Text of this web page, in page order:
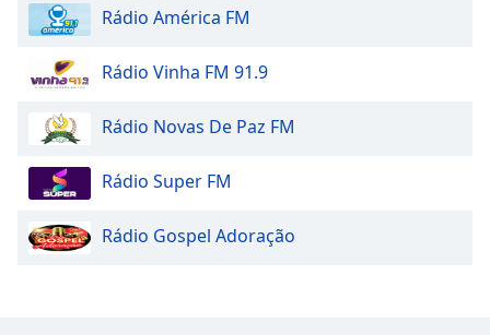
Rádio América FM
Rádio Vinha FM 91.9
Rádio Novas De Paz FM
Rádio Super FM
Rádio Gospel Adoração